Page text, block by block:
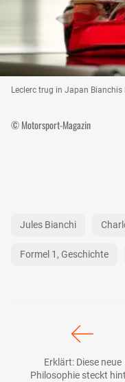
Leclerc trug in Japan
© Motorsport-Magazin
Jules Bianchi
Formel 1, Geschichte
Erklärt: Diese neue
Philosophie steckt